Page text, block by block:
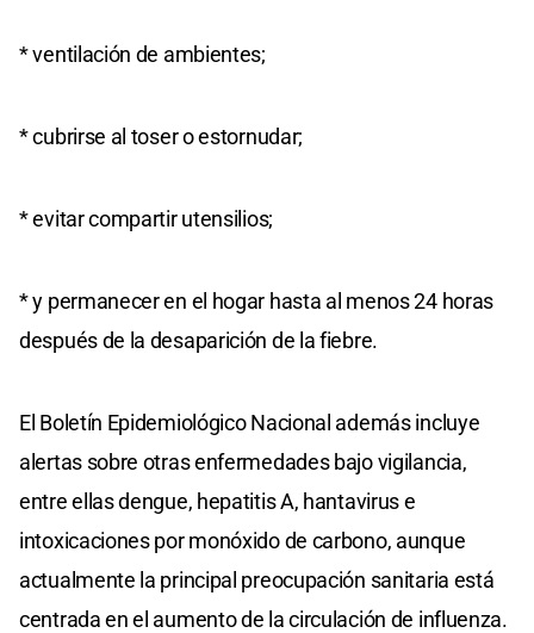
* ventilación de ambientes;
* cubrirse al toser o estornudar;
* evitar compartir utensilios;
* y permanecer en el hogar hasta al menos 24 horas
después de la desaparición de la fiebre.
El Boletín Epidemiológico Nacional además incluye
alertas sobre otras enfermedades bajo vigilancia,
entre ellas dengue, hepatitis A, hantavirus e
intoxicaciones por monóxido de carbono, aunque
actualmente la principal preocupación sanitaria está
centrada en el aumento de la circulación de influenza.